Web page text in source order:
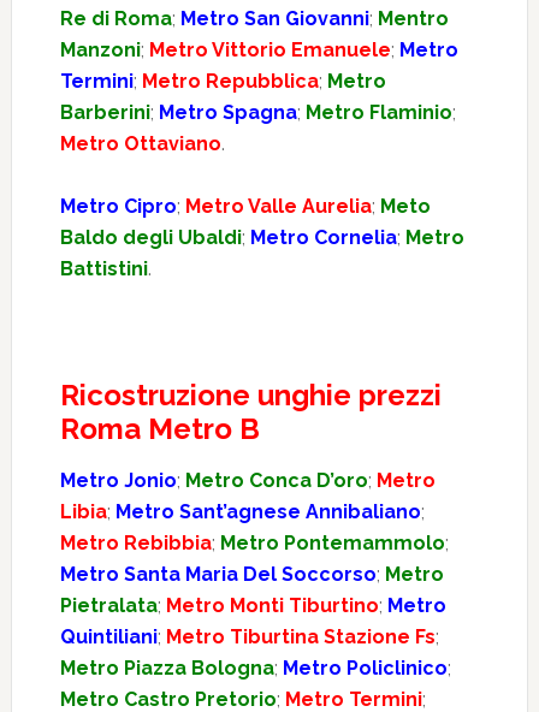
Re di Roma; Metro San Giovanni; Mentro
Manzoni; Metro Vittorio Emanuele; Metro
Termini; Metro Repubblica; Metro
Barberini; Metro Spagna; Metro Flaminio;
Metro Ottaviano.
Metro Cipro; Metro Valle Aurelia; Meto
Baldo degli Ubaldi; Metro Cornelia; Metro
Battistini.
Ricostruzione unghie prezzi
Roma Metro B
Metro Jonio; Metro Conca D’oro; Metro
Libia; Metro Sant’agnese Annibaliano;
Metro Rebibbia; Metro Pontemammolo;
Metro Santa Maria Del Soccorso; Metro
Pietralata; Metro Monti Tiburtino; Metro
Quintiliani; Metro Tiburtina Stazione Fs;
Metro Piazza Bologna; Metro Policlinico;
Metro Castro Pretorio; Metro Termini;